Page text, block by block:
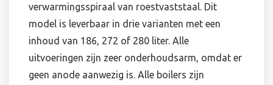
verwarmingsspiraal van roestvaststaal. Dit
model is leverbaar in drie varianten met een
inhoud van 186, 272 of 280 liter. Alle
uitvoeringen zijn zeer onderhoudsarm, omdat er
geen anode aanwezig is. Alle boilers zijn